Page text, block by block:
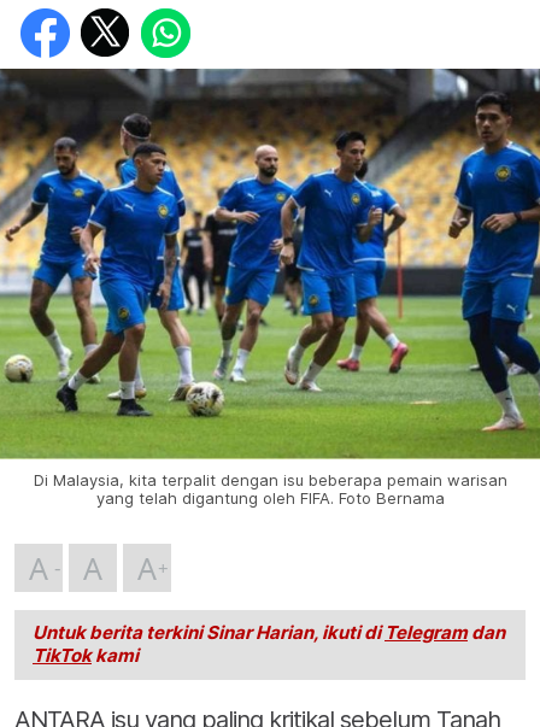
Di Malaysia, kita terpalit dengan isu beberapa pemain warisan
yang telah digantung oleh FIFA. Foto Bernama
A A A
Untuk berita terkini Sinar Harian, ikuti di Telegramdan
TikTokkami
ANTARA isu yang paling kritikal sebelum Tanah